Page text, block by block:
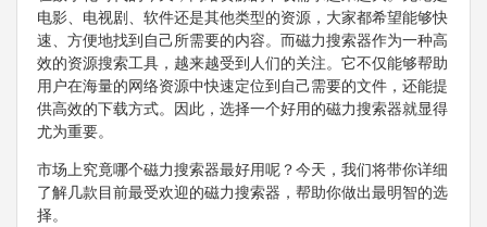
电影、电视剧、软件还是其他类型的资源，大家都希望能够快
速、方便地找到自己所需要的内容。而磁力搜索器作为一种高
效的资源搜索工具，越来越受到人们的关注。它不仅能够帮助
用户在海量的网络资源中快速定位到自己需要的文件，还能提
供高效的下载方式。因此，选择一个好用的磁力搜索器就显得
尤为重要。
市场上究竟哪个磁力搜索器最好用呢？今天，我们将带你详细
了解几款目前最受欢迎的磁力搜索器，帮助你做出最明智的选
择。